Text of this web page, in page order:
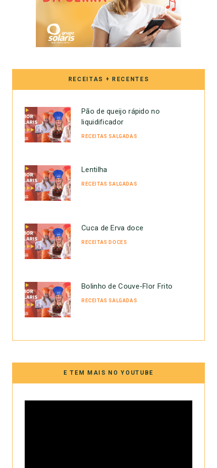
RECEITAS + RECENTES
Pão de queijo rápido no
liquidificador
RECEITAS SALGADAS
Lentilha
RECEITAS SALGADAS
Cuca de Erva doce
RECEITAS DOCES
Bolinho de Couve-Flor Frito
RECEITAS SALGADAS
E TEM MAIS NO YOUTUBE